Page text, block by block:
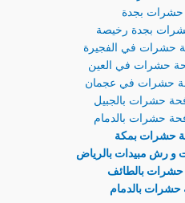
بجدة
بجدة رخيصة
حشرات في الفجيرة
حشرات في العين
حشرات في عجمان
حشرات بالجبيل
حشرات بالدمام
حشرات بمكة
رش مبيدات بالرياض
بالطائف
بالدمام